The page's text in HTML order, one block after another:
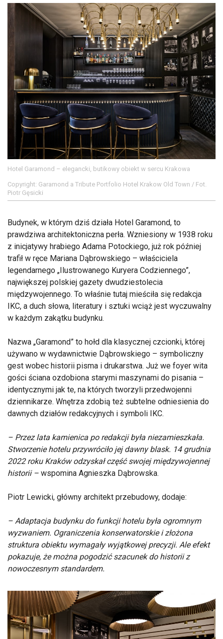
Hotel Garamond – elegancki, butikowy obiekt w sercu Krakowa
Copyright: Garamond a Tribute Portfolio Hotel Krakow Old Town / Fot.
Piotr Gęsicki
Budynek, w którym dziś działa Hotel Garamond, to
prawdziwa architektoniczna perła. Wzniesiony w 1938 roku
z inicjatywy hrabiego Adama Potockiego, już rok później
trafił w ręce Mariana Dąbrowskiego – właściciela
legendarnego „Ilustrowanego Kuryera Codziennego”,
największej polskiej gazety dwudziestolecia
międzywojennego. To właśnie tutaj mieściła się redakcja
IKC, a duch słowa, literatury i sztuki wciąż jest wyczuwalny
w każdym zakątku budynku.
Nazwa „Garamond” to hołd dla klasycznej czcionki, której
używano w wydawnictwie Dąbrowskiego – symboliczny
gest wobec historii pisma i drukarstwa. Już we foyer wita
gości ściana ozdobiona starymi maszynami do pisania –
identycznymi jak te, na których tworzyli przedwojenni
dziennikarze. Wnętrza zdobią też subtelne odniesienia do
dawnych działów redakcyjnych i symboli IKC.
– Przez lata kamienica po redakcji była niezamieszkała.
Stworzenie hotelu przywróciło jej dawny blask. 14 grudnia
2022 roku Kraków odzyskał część swojej międzywojennej
historii – wspomina Agnieszka Dąbrowska.
Piotr Lewicki, główny architekt przebudowy, dodaje:
– Adaptacja budynku do funkcji hotelu była ogromnym
wyzwaniem. Ograniczenia konserwatorskie i złożona
struktura obiektu wymagały wyjątkowej precyzji. Ale efekt
pokazuje, że można pogodzić szacunek do historii z
nowoczesnym standardem.